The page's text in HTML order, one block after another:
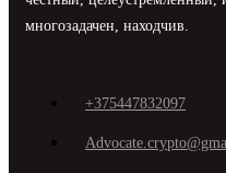
многозадачен, находчив.
+375447832097